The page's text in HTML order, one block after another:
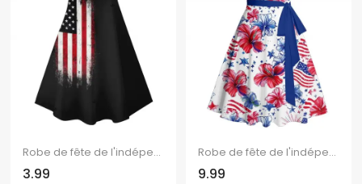
Robe de fête de l'indépendance à imprimé étoiles et rayures, à bretelles spaghetti, col en V, coupe trapèze, mini-robe débardeur patriotique
3.99
Robe de fête de l'indépendance à motif floral et étoiles, avec ceinture et buste froncé, col en cœur, coupe trapèze, mini-robe patriotique
9.99